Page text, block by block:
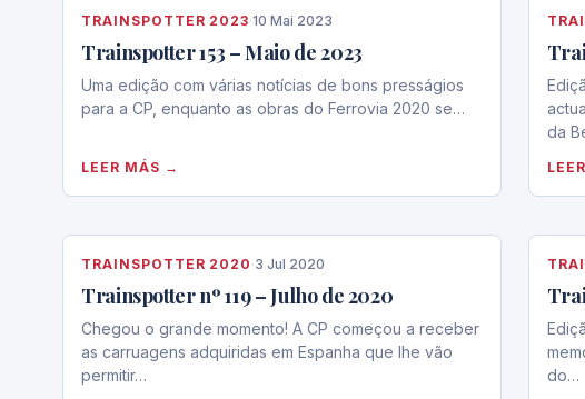
TRAINSPOTTER 2023·10 Mai 2023
Trainspotter 153 – Maio de 2023
Uma edição com várias notícias de bons presságios
para a CP, enquanto as obras do Ferrovia 2020 se…
LEER MÁS →
da
TRAINSPOTTER 2020 ·3 Jul 2020
Trainspotter nº 119 – Julho de 2020
Chegou o grande momento! A CP começou a receber
as carruagens adquiridas em Espanha que lhe vão
permitir…
do…